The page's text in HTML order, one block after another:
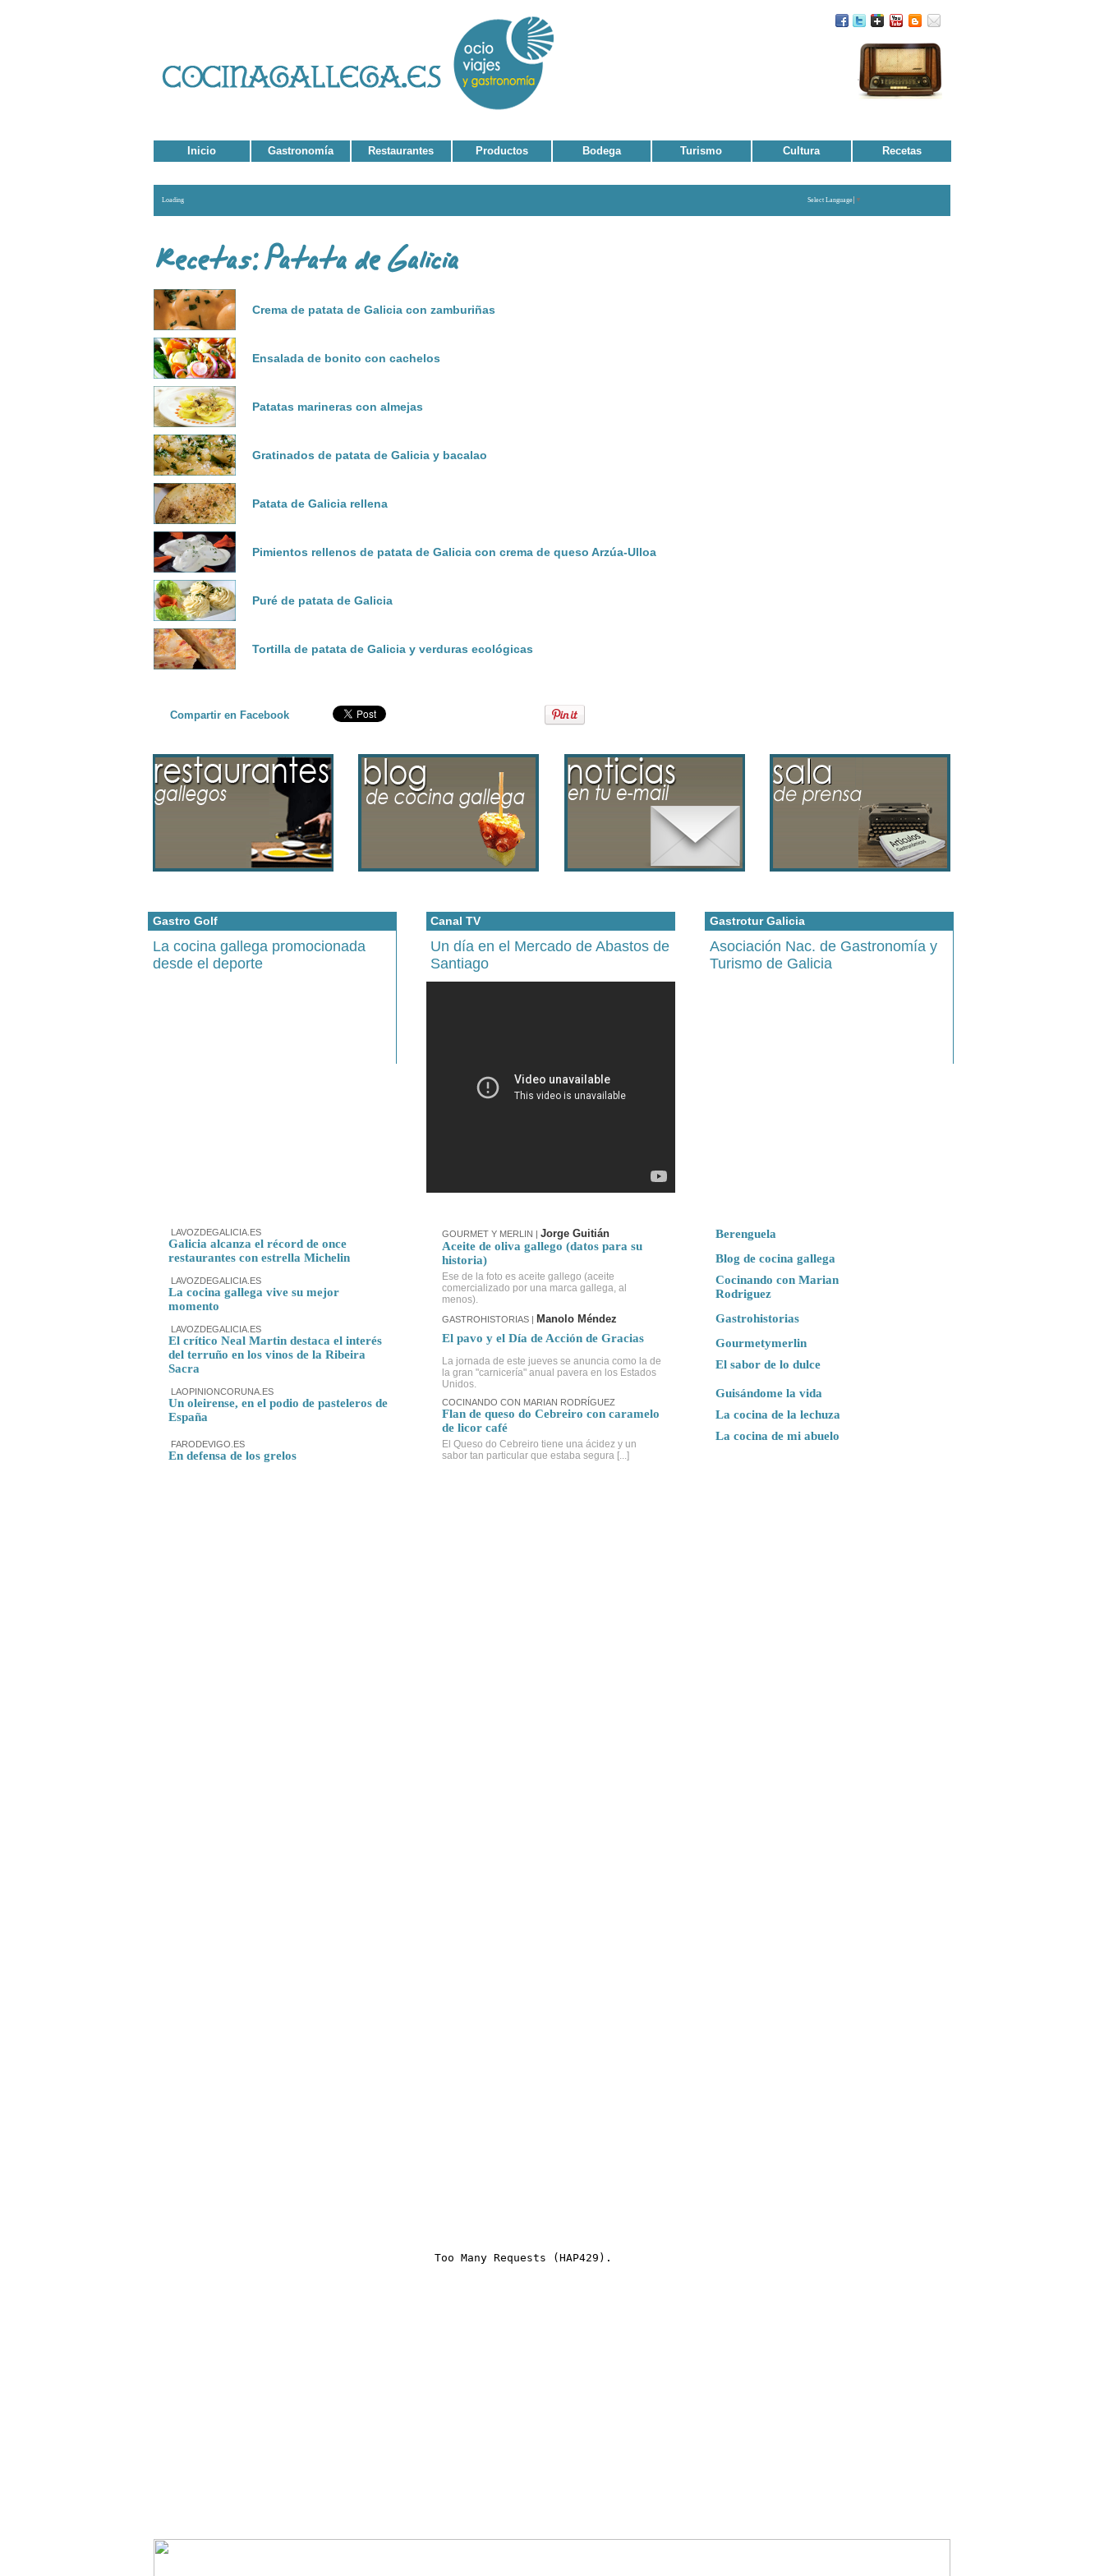
Inicio Gastronomía Restaurantes Productos Bodega Turismo Cultura Recetas
Loading Select Language ▼
Crema de patata de Galicia con zamburiñas
Ensalada de bonito con cachelos
Patatas marineras con almejas
Gratinados de patata de Galicia y bacalao
Patata de Galicia rellena
Pimientos rellenos de patata de Galicia con crema de queso Arzúa-Ulloa
Puré de patata de Galicia
Tortilla de patata de Galicia y verduras ecológicas
Compartir en Facebook
Gastro Golf
La cocina gallega promocionada
desde el deporte
Canal TV
Un día en el Mercado de Abastos de
Santiago
Gastrotur Galicia
Asociación Nac. de Gastronomía y
Turismo de Galicia
LAVOZDEGALICIA.ES
Galicia alcanza el récord de once
restaurantes con estrella Michelin
LAVOZDEGALICIA.ES
La cocina gallega vive su mejor
momento
LAVOZDEGALICIA.ES
El crítico Neal Martin destaca el interés
del terruño en los vinos de la Ribeira
Sacra
LAOPINIONCORUNA.ES
Un oleirense, en el podio de pasteleros de
España
FARODEVIGO.ES
En defensa de los grelos
GOURMET Y MERLIN | Jorge Guitián
Aceite de oliva gallego (datos para su
historia)
Ese de la foto es aceite gallego (aceite
comercializado por una marca gallega, al
menos).
GASTROHISTORIAS | Manolo Méndez
El pavo y el Día de Acción de Gracias
La jornada de este jueves se anuncia como la de
la gran "carnicería" anual pavera en los Estados
Unidos.
COCINANDO CON MARIAN RODRÍGUEZ
Flan de queso do Cebreiro con caramelo
de licor café
El Queso do Cebreiro tiene una ácidez y un
sabor tan particular que estaba segura [...]
Berenguela
Blog de cocina gallega
Cocinando con Marian
Rodriguez
Gastrohistorias
Gourmetymerlin
El sabor de lo dulce
Guisándome la vida
La cocina de la lechuza
La cocina de mi abuelo